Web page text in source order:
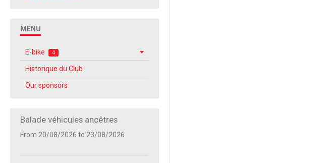
MENU
E-bike 4
Historique du Club
Our sponsors
Balade véhicules ancêtres
From 20/08/2026 to 23/08/2026